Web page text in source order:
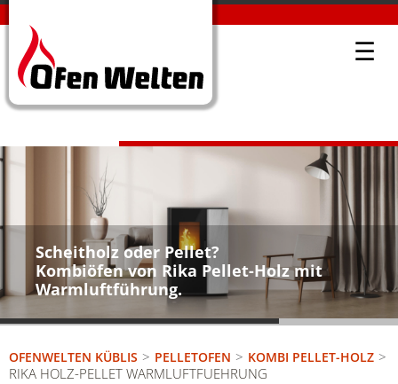
☰
Scheitholz oder Pellet?
Kombiöfen von Rika Pellet-Holz mit
Warmluftführung.
OFENWELTEN KÜBLIS PELLETOFEN KOMBI PELLET-HOLZ
RIKA HOLZ-PELLET WARMLUFTFUEHRUNG